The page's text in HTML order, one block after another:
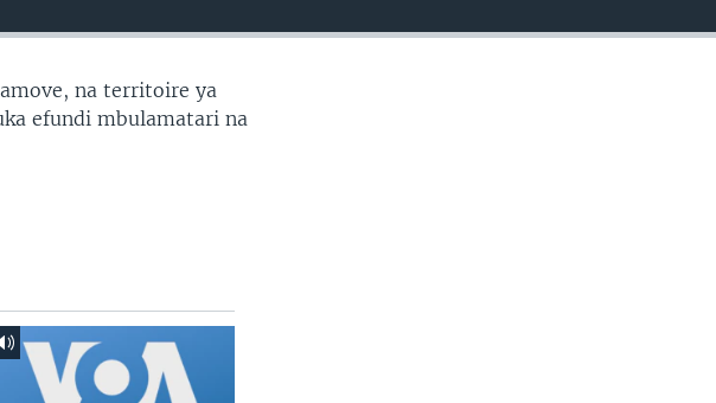
na territoire ya
efundi mbulamatari na